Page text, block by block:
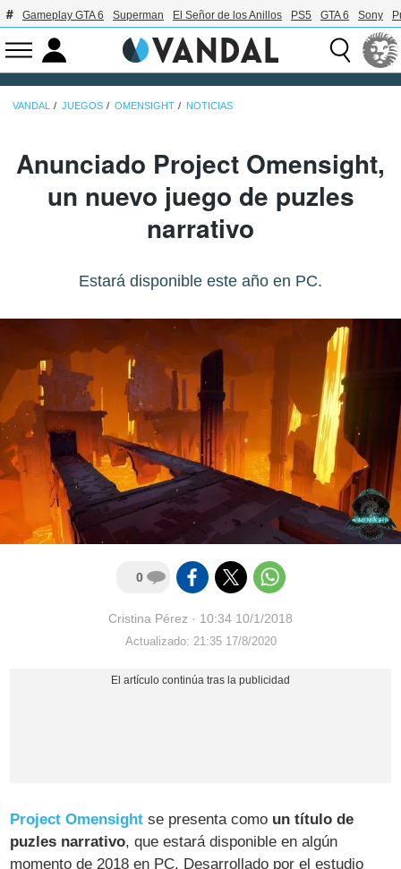
Gameplay GTA 6 Superman El Señor de los Anillos PS5 GTA 6 Sony
VANDAL JUEGOS OMENSIGHT NOTICIAS
Anunciado Project Omensight,
un nuevo juego de puzles
narrativo
Estará disponible este año en PC.
0
Cristina Pérez · 10:34 10/1/2018
Actualizado: 21:35 17/8/2020
Project Omensight se presenta como un título de
puzles narrativo, que estará disponible en algún
momento de 2018 en PC. Desarrollado por el estudio